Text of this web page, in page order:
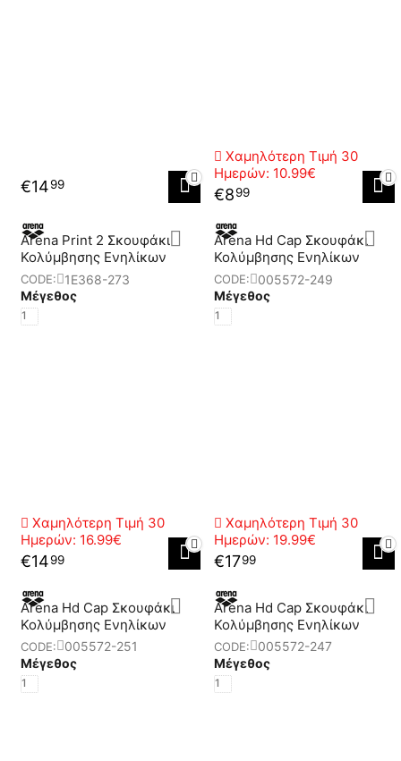
€1499
Χαμηλότερη Τιμή 30
Ημερών: 10.99€
€899
Arena Print 2 Σκουφάκι
Κολύμβησης Ενηλίκων
CODE:
1E368-273
Μέγεθος
1
Χαμηλότερη Τιμή 30
Ημερών: 16.99€
€1499
Arena Hd Cap Σκουφάκι
Κολύμβησης Ενηλίκων
CODE:
005572-249
Μέγεθος
1
Χαμηλότερη Τιμή 30
Ημερών: 19.99€
€1799
Arena Hd Cap Σκουφάκι
Κολύμβησης Ενηλίκων
CODE:
005572-251
Μέγεθος
1
Arena Hd Cap Σκουφάκι
Κολύμβησης Ενηλίκων
CODE:
005572-247
Μέγεθος
1